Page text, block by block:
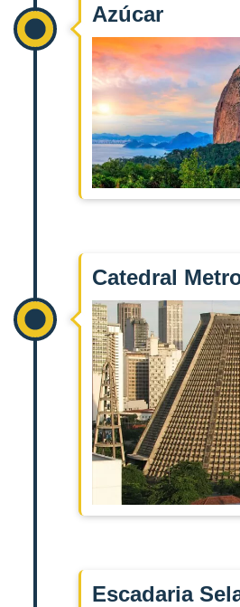
Azúcar
Catedral
Escadaria